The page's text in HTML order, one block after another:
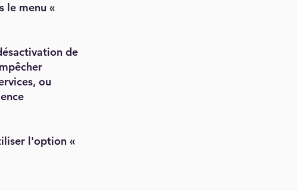
le menu «
de
ou
l'option «